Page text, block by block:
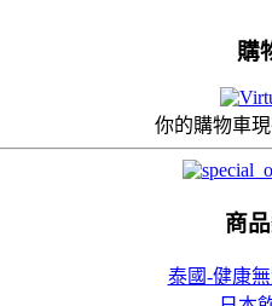
購
你的購物車
商
泰國-健康